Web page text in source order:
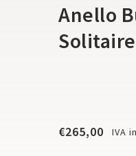
Anello
€265,00 IVA